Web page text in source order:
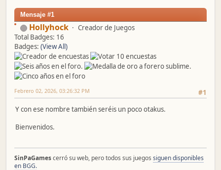
Mensaje #1
Hollyhock
Creador de Juegos
Total Badges: 16
Badges: (View All)
#1
Febrero 02, 2026, 03:26:32 PM
Y con ese nombre también seréis un poco otakus.
Bienvenidos.
SinPaGamescerró su web, pero todos sus juegos siguen disponibles
en BGG.